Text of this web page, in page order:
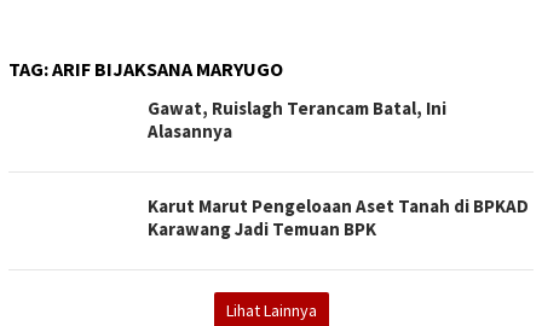
TAG:ARIF BIJAKSANA MARYUGO
Gawat, Ruislagh Terancam Batal, Ini
Alasannya
Karut Marut Pengeloaan Aset Tanah di BPKAD
Karawang Jadi Temuan BPK
Lihat Lainnya